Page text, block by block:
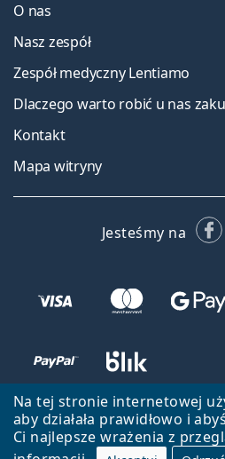
Na tej stronie internetowej
aby działała prawidłowo i
Ci najlepsze wrażenia z
O nas
Nasz zespół
Zespół medyczny Lentiamo
Dlaczego warto robić u nas
Kontakt
Mapa witryny
Jesteśmy na